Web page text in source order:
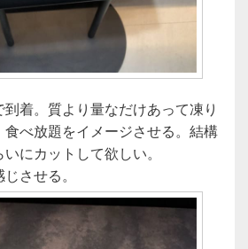
着。質より量なだけあって凍り
べ放題をイメージさせる。結構
にカットして欲しい。
させる。